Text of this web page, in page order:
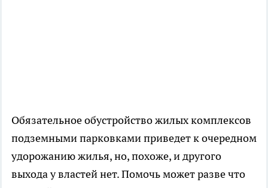
Обязательное обустройство жилых комплексов
подземными парковками приведет к очередном
удорожанию жилья, но, похоже, и другого
выхода у властей нет. Помочь может разве что